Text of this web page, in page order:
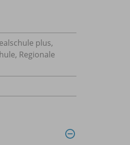
plus,
Regionale